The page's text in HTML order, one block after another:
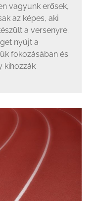
vagyunk erősek,
az képes, aki
a versenyre.
nyújt a
fokozásában és
kihozzák